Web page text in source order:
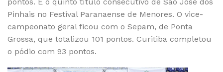
Pinhais no Festival Paranaense de Menores. O vice-
campeonato geral ficou com o Sepam, de Ponta
Grossa, que totalizou 101 pontos. Curitiba completou
o pódio com 93 pontos.